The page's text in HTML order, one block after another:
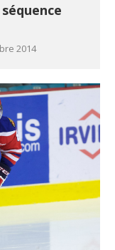
2014